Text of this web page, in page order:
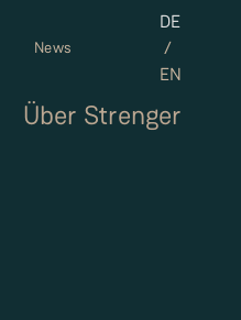
News
Set the
DE
/
EN
Über Strenger